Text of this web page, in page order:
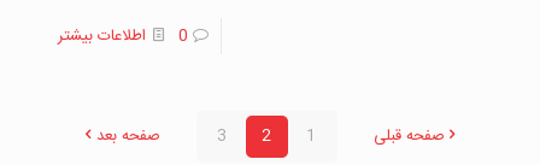
0 اطلاعات بیشتر
صفحه قبلی 1
2
3 صفحه بعد